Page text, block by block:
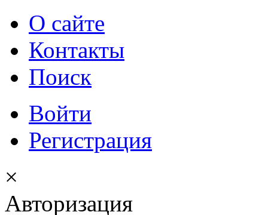
О сайте
Контакты
Поиск
Войти
Регистрация
×
Авторизация